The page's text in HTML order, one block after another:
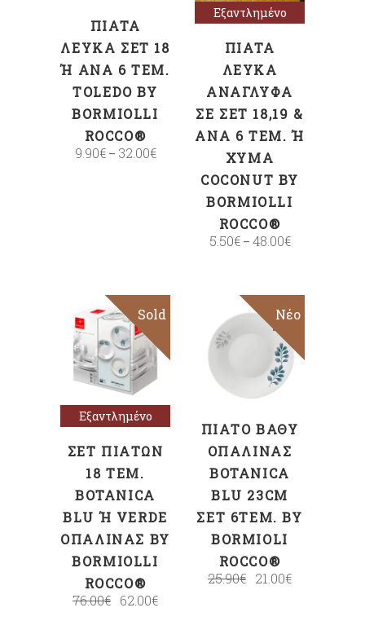
ΠΙΆΤΑ
ΛΕΥΚΆ ΣΕΤ 18
Ή ΑΝΆ 6 ΤΕΜ. T
OLEDO BY B
ORMIOLLI R
OCCO®
9.90€– 32.00€
Εξαντλημένο
ΠΙΆΤΑ
ΛΕΥΚΆ
ΑΝΆΓΛΥΦΑ
ΣΕ ΣΕΤ 18,19 &
ΑΝΆ 6 ΤΕΜ. Ή Χ
ΎΜΑ C
OCONUT BY B
ORMIOLLI R
OCCO®
5.50€– 48.00€
Sale
Εξαντλημένο
Sold
Επιλογή
ΣΕΤ ΠΙΆΤΩΝ
18 ΤΕΜ.
BOTANICA
BLU Ή VERDE Ο
ΠΑΛΊΝΑΣ BY B
ORMIOLLI R
OCCO®
76.00€ 62.00€
Sale
Νέο
ΠΡΟΣΘΉΚΗ
ΣΤΟ ΚΑΛΆΘΙ
ΠΙΆΤΟ ΒΑΘΎ
ΟΠΑΛΊΝΑΣ
BOTANICA
BLU 23CM
ΣΕΤ 6ΤΕΜ. BY
BORMIOLI
ROCCO®
25.90€ 21.00€